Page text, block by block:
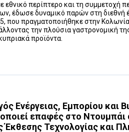
εθνικό περίπτερο και τη συμμετοχή
έδωσε δυναμικό παρών στη
που πραγματοποιήθηκε στην
την πλούσια γαστρονομική
προϊόντα.
Ενέργειας, Εμπορίου και
επαφές στο Ντουμπάι
Έκθεσης Τεχνολογίας και